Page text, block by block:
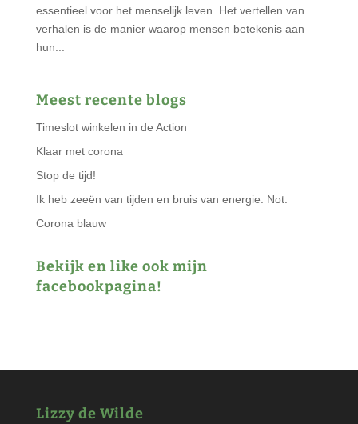
essentieel voor het menselijk leven. Het vertellen van
verhalen is de manier waarop mensen betekenis aan
hun...
Meest recente blogs
Timeslot winkelen in de Action
Klaar met corona
Stop de tijd!
Ik heb zeeën van tijden en bruis van energie. Not.
Corona blauw
Bekijk en like ook mijn
facebookpagina!
Lizzy de Wilde